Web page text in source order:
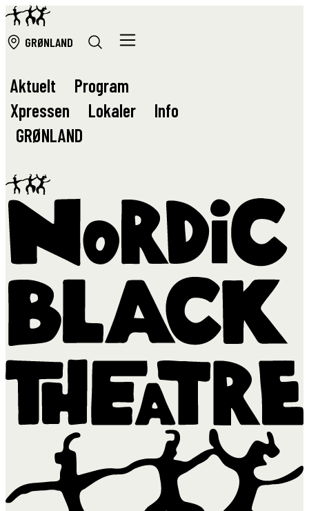
GRØNLAND
Aktuelt
Program
Xpressen
Lokaler
Info
GRØNLAND